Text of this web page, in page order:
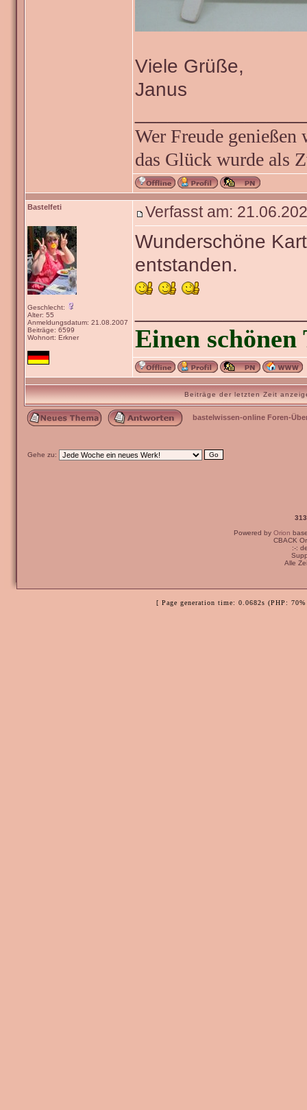
Viele Grüße,
Janus
Wer Freude
das Glück wurde als
Bastelfeti
Geschlecht:
Alter: 55
Anmeldungsdatum: 21.08.2007
Beiträge: 6599
Wohnort: Erkner
Verfasst am:
Wunderschöne
entstanden.
Einen
Beiträge der letzten Zeit
bastelwissen-online Foren-
Gehe zu:
Powered by Orion
CBACK
:-:
Alle
[ Page generation time: 0.0682s (PHP: